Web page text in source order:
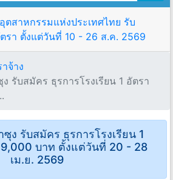
ตสาหกรรมแห่งประเทศไทย รับ
รา ตั้งแต่วันที่ 10 - 26 ส.ค. 2569
จ้าง
รับสมัคร ธุรการโรงเรียน 1 อัตรา
ซุง รับสมัคร ธุรการโรงเรียน 1
9,000 บาท ตั้งแต่วันที่ 20 - 28
เม.ย. 2569